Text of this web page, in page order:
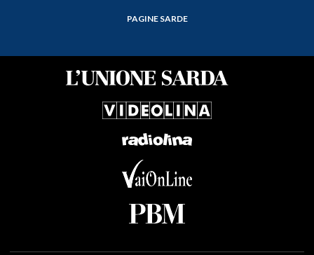
PAGINE SARDE